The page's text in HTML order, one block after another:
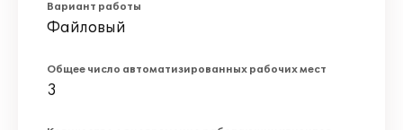
Вариант работы
Файловый
Общее число автоматизированных рабочих мест
3